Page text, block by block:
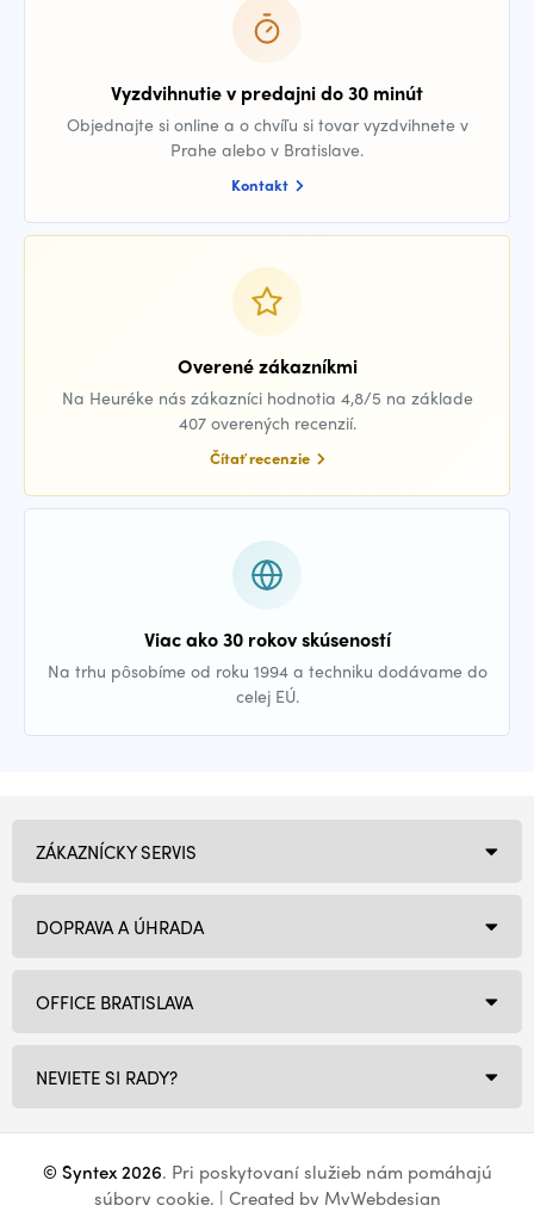
Vyzdvihnutie v predajni do 30 minút
Objednajte si online a o chvíľu si tovar vyzdvihnete v
Prahe alebo v Bratislave.
Kontakt
Overené zákazníkmi
Na Heuréke nás zákazníci hodnotia 4,8/5 na základe
407 overených recenzií.
Čítať recenzie
Viac ako 30 rokov skúseností
Na trhu pôsobíme od roku 1994 a techniku dodávame do
celej EÚ.
OFFICE BRATISLAVA
NEVIETE SI RADY?
ZÁKAZNÍCKY SERVIS
DOPRAVA A ÚHRADA
© Syntex 2026. Pri poskytovaní služieb nám pomáhajú
súbory cookie. | Created by MyWebdesign